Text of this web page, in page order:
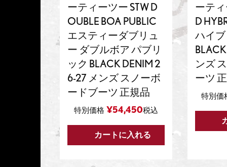
ーティーツー STW D
OUBLE BOA PUBLIC
エスティーダブリュ
ー ダブルボア パブリ
ック BLACK DENIM 2
6-27 メンズ スノーボ
ードブーツ 正規品
特別価格 ¥54,450税込
カートに入れる
ーティ
D
ハイ
ンズ
ーツ
特別価